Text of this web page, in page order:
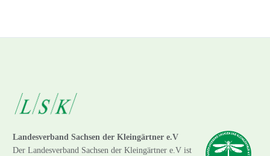
Landesverband Sachsen der Kleingärtner e.V
Der Landesverband Sachsen der Kleingärtner e.V ist